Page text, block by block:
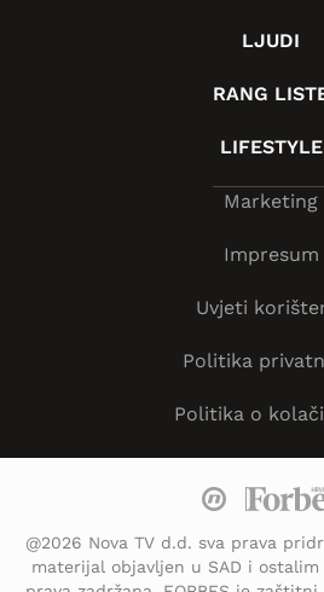
LJUDI
RANG
LIFESTYLE
Marketing
Impresum
Uvjeti
Politika
Politika o
@2026 Nova TV d.d. sva prava
materijal objavljen u SAD i ostalim